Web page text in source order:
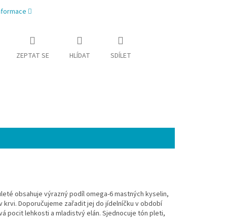
ZEPTAT SE HLÍDAT SDÍLET
obsahuje výrazný podíl omega-6 mastných kyselin,
Doporučujeme zařadit jej do jídelníčku v období
pocit lehkosti a mladistvý elán. Sjednocuje tón pleti,